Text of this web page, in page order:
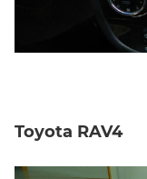
Toyota RAV4